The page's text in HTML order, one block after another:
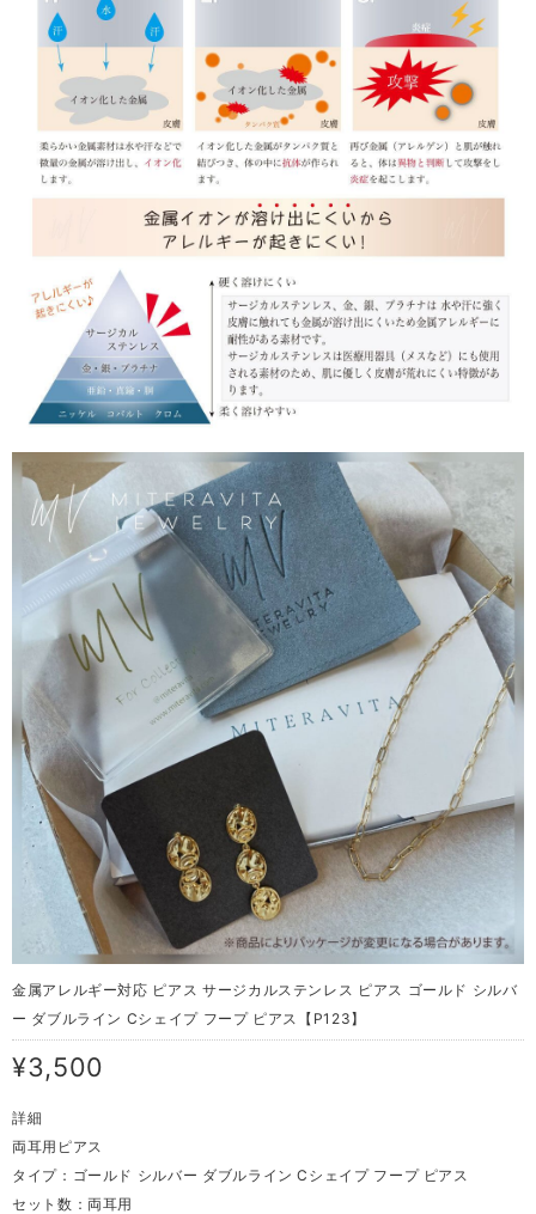
金属アレルギー対応 ピアス サージカルステンレス ピアス ゴールド シルバ
ー ダブルライン Cシェイプ フープ ピアス【P123】
¥3,500
詳細
両耳用ピアス
タイプ：ゴールド シルバー ダブルライン Cシェイプ フープ ピアス
セット数：両耳用